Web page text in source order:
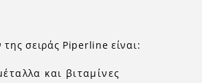
σειράς Piperline είναι:
και βιταμίνες